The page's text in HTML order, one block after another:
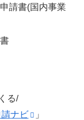
請書(国内事業
る/
ナビ 」